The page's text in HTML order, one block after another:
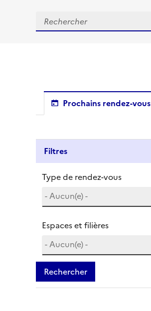
Prochains rendez-vous
Filtres
Type de rendez-vous
Espaces et filières
Rechercher